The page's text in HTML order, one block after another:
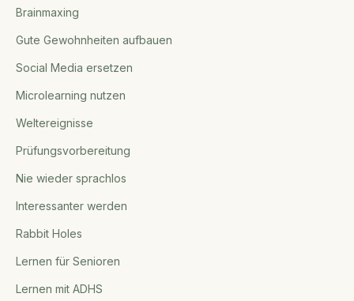
Brainmaxing
Gute Gewohnheiten aufbauen
Social Media ersetzen
Microlearning nutzen
Weltereignisse
Prüfungsvorbereitung
Nie wieder sprachlos
Interessanter werden
Rabbit Holes
Lernen für Senioren
Lernen mit ADHS